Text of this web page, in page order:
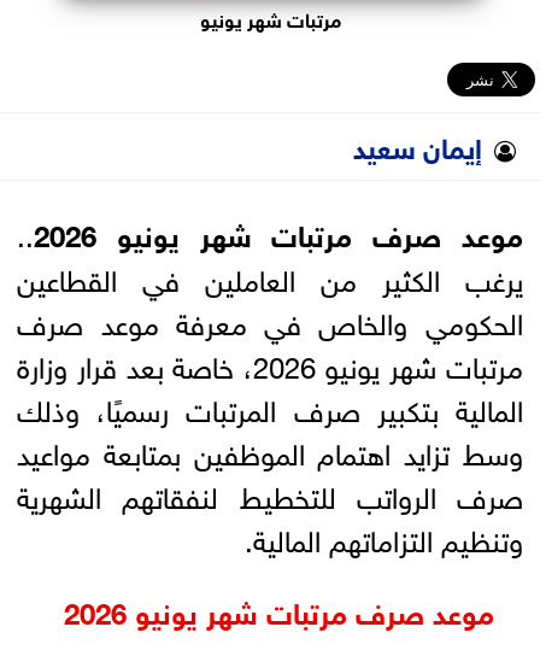
مرتبات شهر يونيو
إيمان سعيد
موعد صرف مرتبات شهر يونيو 2026
..
يرغب الكثير من العاملين في القطاعين
الحكومي والخاص في معرفة موعد صرف
مرتبات شهر يونيو 2026، خاصة بعد قرار وزارة
المالية بتكبير صرف المرتبات رسميًا، وذلك
وسط تزايد اهتمام الموظفين بمتابعة مواعيد
صرف الرواتب للتخطيط لنفقاتهم الشهرية
وتنظيم التزاماتهم المالية.
موعد صرف مرتبات شهر يونيو 2026